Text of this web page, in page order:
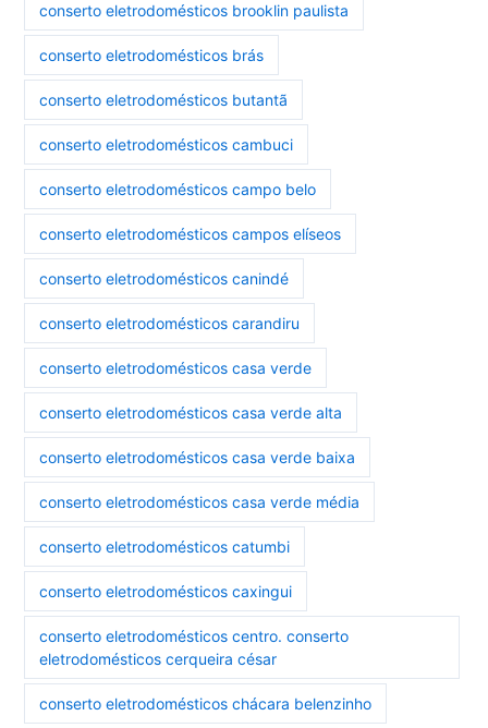
conserto eletrodomésticos brooklin paulista
conserto eletrodomésticos brás
conserto eletrodomésticos butantã
conserto eletrodomésticos cambuci
conserto eletrodomésticos campo belo
conserto eletrodomésticos campos elíseos
conserto eletrodomésticos canindé
conserto eletrodomésticos carandiru
conserto eletrodomésticos casa verde
conserto eletrodomésticos casa verde alta
conserto eletrodomésticos casa verde baixa
conserto eletrodomésticos casa verde média
conserto eletrodomésticos catumbi
conserto eletrodomésticos caxingui
conserto eletrodomésticos centro. conserto
eletrodomésticos cerqueira césar
conserto eletrodomésticos chácara belenzinho